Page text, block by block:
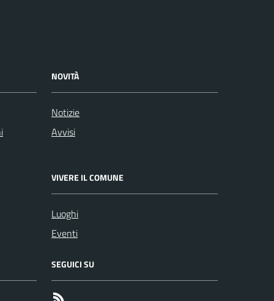
NOVITÀ
Notizie
Avvisi
VIVERE IL COMUNE
Luoghi
Eventi
SEGUICI SU